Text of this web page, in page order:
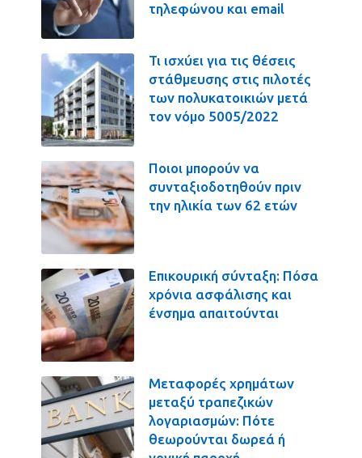
τηλεφώνου και email
Τι ισχύει για τις θέσεις
στάθμευσης στις πιλοτές
των πολυκατοικιών μετά
τον νόμο 5005/2022
Ποιοι μπορούν να
συνταξιοδοτηθούν πριν
την ηλικία των 62 ετών
Επικουρική σύνταξη: Πόσα
χρόνια ασφάλισης και
ένσημα απαιτούνται
Μεταφορές χρημάτων
μεταξύ τραπεζικών
λογαριασμών: Πότε
θεωρούνται δωρεά ή